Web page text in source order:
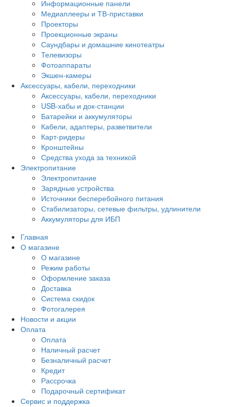
Информационные панели
Медиаплееры и ТВ-приставки
Проекторы
Проекционные экраны
Саундбары и домашние кинотеатры
Телевизоры
Фотоаппараты
Экшен-камеры
Аксессуары, кабели, переходники
Аксессуары, кабели, переходники
USB-хабы и док-станции
Батарейки и аккумуляторы
Кабели, адаптеры, разветвители
Карт-ридеры
Кронштейны
Средства ухода за техникой
Электропитание
Электропитание
Зарядные устройства
Источники бесперебойного питания
Стабилизаторы, сетевые фильтры, удлинители
Аккумуляторы для ИБП
Главная
О магазине
О магазине
Режим работы
Оформление заказа
Доставка
Система скидок
Фотогалерея
Новости и акции
Оплата
Оплата
Наличный расчет
Безналичный расчет
Кредит
Рассрочка
Подарочный сертификат
Сервис и поддержка